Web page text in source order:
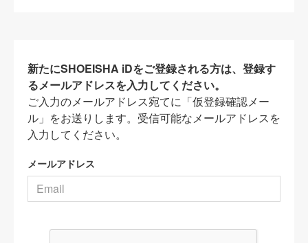
新たにSHOEISHA iDをご登録される方は、登録す
るメールアドレスを入力してください。
ご入力のメールアドレス宛てに「仮登録確認メー
ル」をお送りします。受信可能なメールアドレスを
入力してください。
メールアドレス